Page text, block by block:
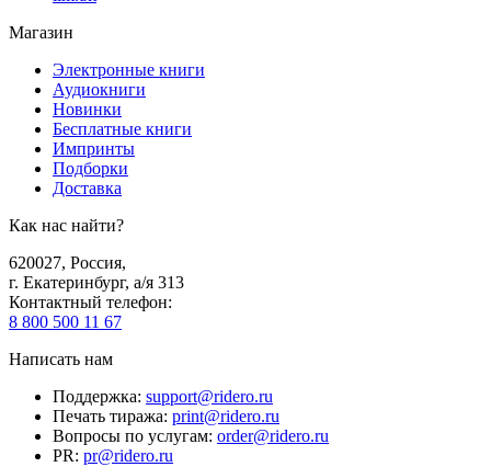
Магазин
Электронные книги
Аудиокниги
Новинки
Бесплатные книги
Импринты
Подборки
Доставка
Как нас найти?
620027, Россия,
г. Екатеринбург, а/я 313
Контактный телефон:
8 800 500 11 67
Написать нам
Поддержка: support@ridero.ru
Печать тиража: print@ridero.ru
Вопросы по услугам: order@ridero.ru
PR: pr@ridero.ru